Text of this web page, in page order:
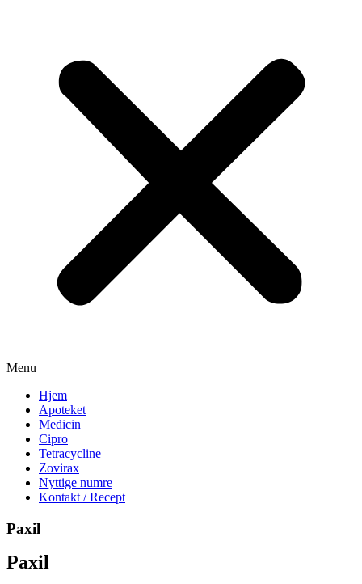
Menu
Hjem
Apoteket
Medicin
Cipro
Tetracycline
Zovirax
Nyttige numre
Kontakt / Recept
Paxil
Paxil